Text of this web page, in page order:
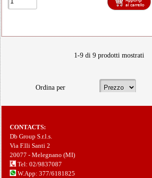
1-9 di 9 prodotti mostrati
Ordina per
CONTACTS:
Db Group S.r.l.s.
Via F.lli Santi 2
20077 - Melegnano (MI)
Tel: 02/9837087
W.App: 377/6181825